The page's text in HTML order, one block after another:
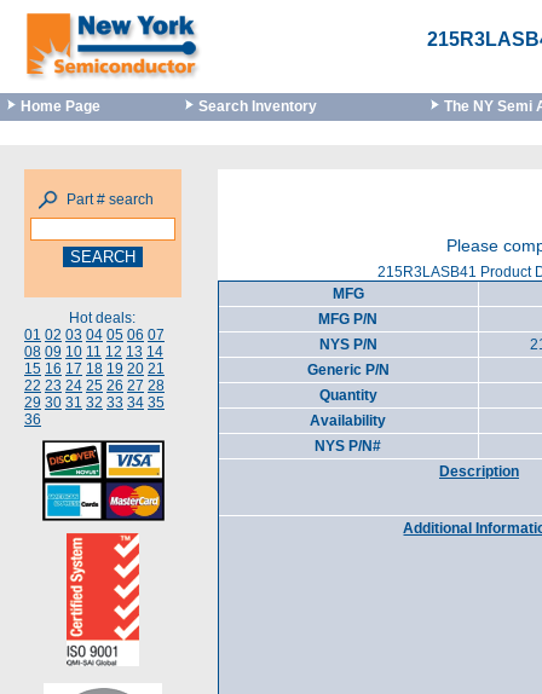
Home Page Search Inventory The NY Semi
Part # search
Hot deals:
01 02 03 04 05 06 07
08 09 10 11 12 13 14
15 16 17 18 19 20 21
22 23 24 25 26 27 28
29 30 31 32 33 34 35
36
Please
215R3LASB41 Product
MFG
MFG P/N
NYS P/N
Generic P/N
Quantity
Availability
NYS P/N#
Description
Additional